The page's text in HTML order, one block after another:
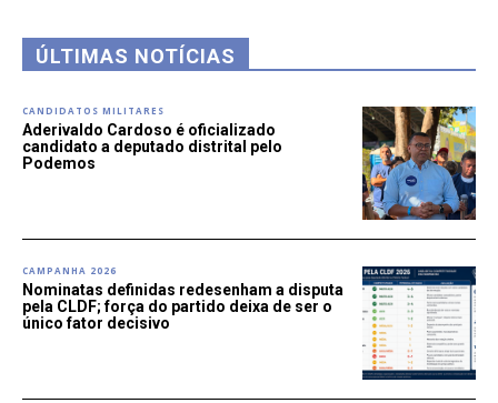
ÚLTIMAS NOTÍCIAS
CANDIDATOS MILITARES
Aderivaldo Cardoso é oficializado
candidato a deputado distrital pelo
Podemos
CAMPANHA 2026
Nominatas definidas redesenham a disputa
pela CLDF; força do partido deixa de ser o
único fator decisivo